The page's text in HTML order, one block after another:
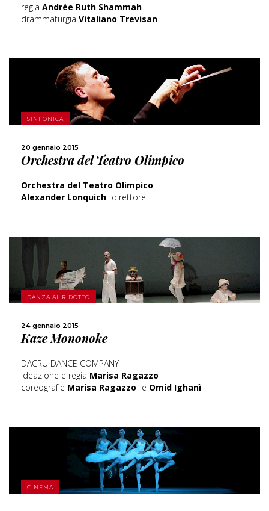
regia Andrée Ruth Shammah
drammaturgia Vitaliano Trevisan
SINFONICA
20 gennaio 2015
Orchestra del Teatro Olimpico
Orchestra del Teatro Olimpico
Alexander Lonquich direttore
SCOPRI DI PIÙ
DANZA AL RIDOTTO
24 gennaio 2015
Kaze Mononoke
DACRU DANCE COMPANY
ideazione e regia Marisa Ragazzo
coreografie Marisa Ragazzo e Omid Ighanì
SCOPRI DI PIÙ
CINEMA
SCOPRI DI PIÙ